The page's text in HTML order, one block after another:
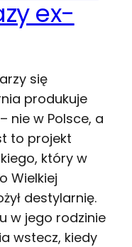
ex-
się
produkuje
nie w Polsce, a
to projekt
który w
Wielkiej
destylarnię.
w jego rodzinie
wstecz, kiedy